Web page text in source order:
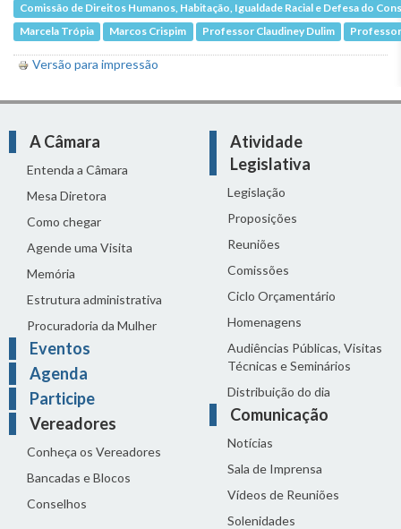
Comissão de Direitos Humanos, Habitação, Igualdade Racial e Defesa do
Marcela Trópia
Marcos Crispim Professor Claudiney Dulim
Versão para impressão
A Câmara
Entenda a Câmara
Mesa Diretora
Como chegar
Agende uma Visita
Memória
Estrutura administrativa
Procuradoria da Mulher
Eventos
Agenda
Participe
Vereadores
Conheça os Vereadores
Bancadas e Blocos
Conselhos
Atividade
Legislativa
Legislação
Proposições
Reuniões
Comissões
Ciclo Orçamentário
Homenagens
Audiências Públicas, Visitas
Técnicas e Seminários
Distribuição do dia
Comunicação
Notícias
Sala de Imprensa
Vídeos de Reuniões
Solenidades